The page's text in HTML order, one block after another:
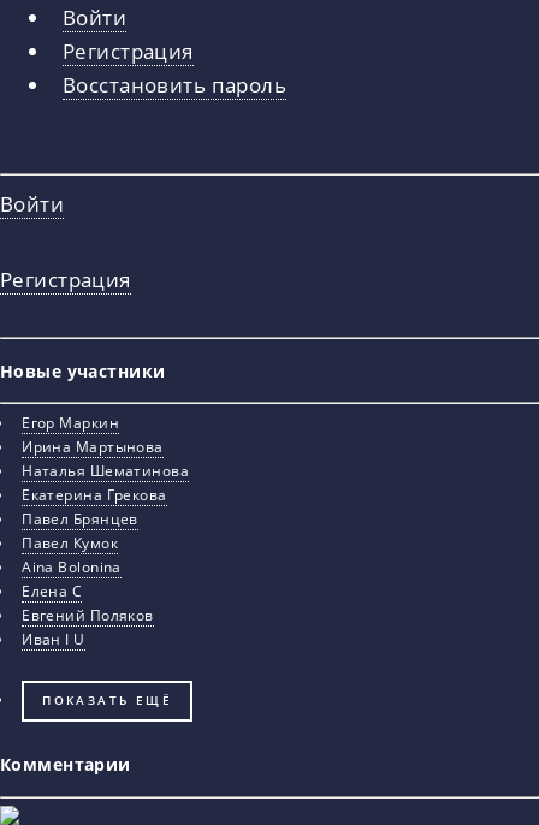
Главные
вкладки
Войти
Регистрация
Восстановить пароль
Войти
Регистрация
Новые участники
Егор Маркин
Ирина Мартынова
Наталья Шематинова
Екатерина Грекова
Павел Брянцев
Павел Кумок
Aina Bolonina
Елена С
Евгений Поляков
Иван I U
ПОКАЗАТЬ ЕЩЁ
Комментарии